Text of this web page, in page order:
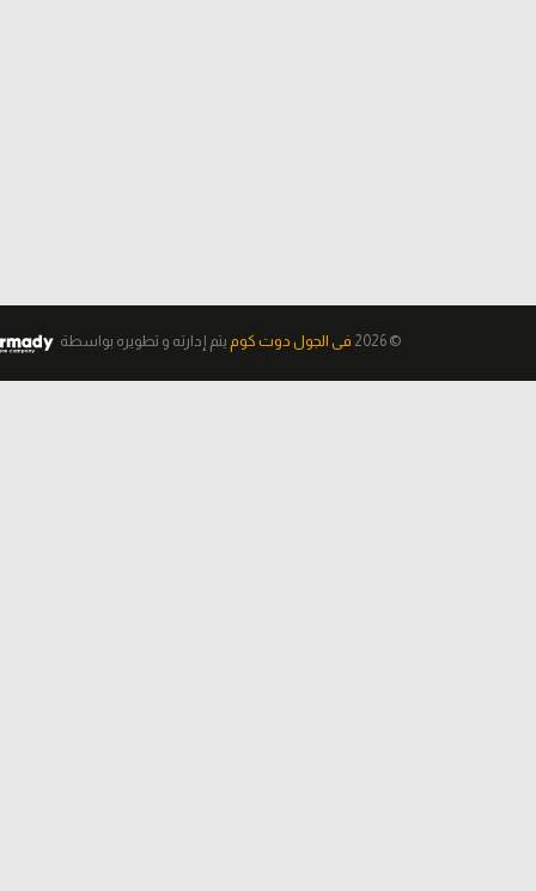
© 2026 فى الجول دوت كوم يتم إدارته و تطويره بواسطة